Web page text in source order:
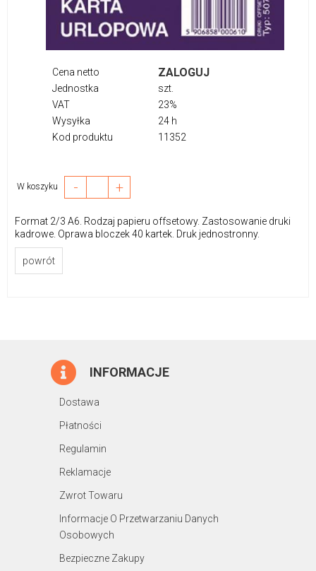
Cena netto ZALOGUJ
Jednostka
szt.
VAT
23%
Wysyłka
24 h
Kod produktu
11352
W koszyku - +
Format 2/3 A6. Rodzaj papieru offsetowy. Zastosowanie druki
kadrowe. Oprawa bloczek 40 kartek. Druk jednostronny.
powrót
INFORMACJE
Dostawa
Płatności
Regulamin
Reklamacje
Zwrot Towaru
Informacje O Przetwarzaniu Danych
Osobowych
Bezpieczne Zakupy